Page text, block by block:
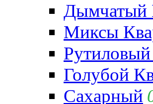
Дымчатый
Миксы
Голубой
Сахарный